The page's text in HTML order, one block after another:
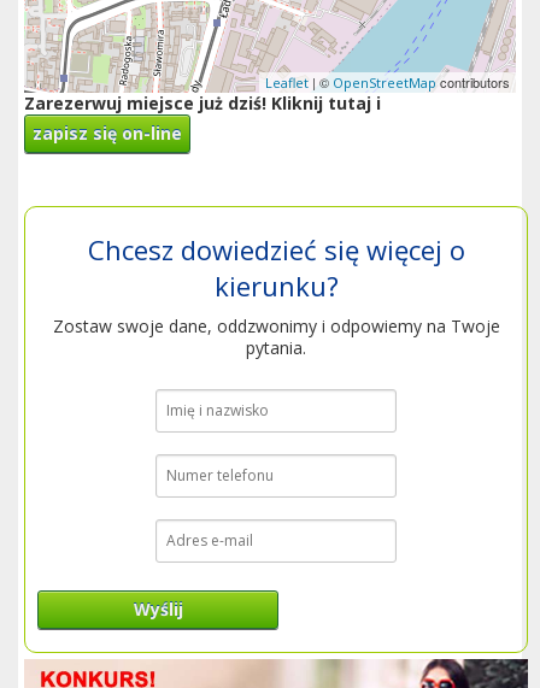
Leaflet | © OpenStreetMap contributors
Zarezerwuj miejsce już dziś! Kliknij tutaj i
zapisz się on-line
Chcesz dowiedzieć się więcej o
kierunku?
Zostaw swoje dane, oddzwonimy i odpowiemy na Twoje
pytania.
Wyślij